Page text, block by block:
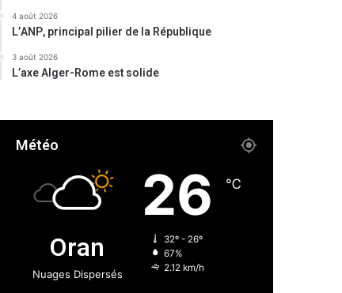
4 août 2026
L’ANP, principal pilier de la République
3 août 2026
L’axe Alger-Rome est solide
Météo
Oran
Nuages Dispersés
26 ℃
32º - 26º
67%
2.12 km/h